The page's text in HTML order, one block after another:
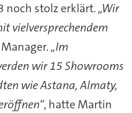
noch stolz erklärt.„Wir
vielversprechendem
„Im
wir 15 Showrooms
wie Astana, Almaty,
, hatte Martin